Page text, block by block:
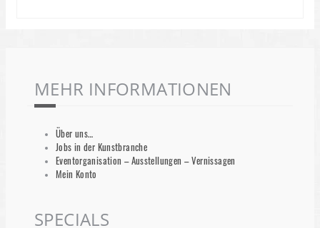
MEHR INFORMATIONEN
Über uns…
Jobs in der Kunstbranche
Eventorganisation – Ausstellungen – Vernissagen
Mein Konto
SPECIALS